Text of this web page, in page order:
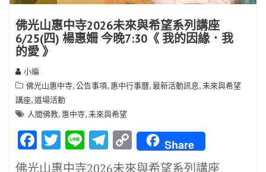
佛光山惠中寺2026未來與希望系列講座
6/25(四) 楊惠姍 今晚7:30《 我的因緣．我
的愛 》
小編
佛光山惠中寺,公告事項, 惠中行事曆,最新活動訊息,未來與希望
講座,道場活動
人間佛教, 惠中寺,未來與希望
F
ac
T
w
Li
n
T
el
C
o
Share
佛光山惠中寺2026未來與希望系列講座